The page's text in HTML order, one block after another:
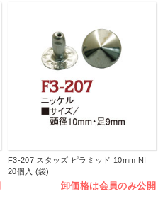
F3-207 スタッズ ピラミッド 10mm NI
20個入 (袋)
卸価格は会員のみ公開